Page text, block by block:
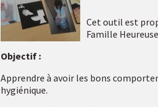
Cet outil est
Famille
Objectif :
Apprendre à avoir les bons
hygiénique.